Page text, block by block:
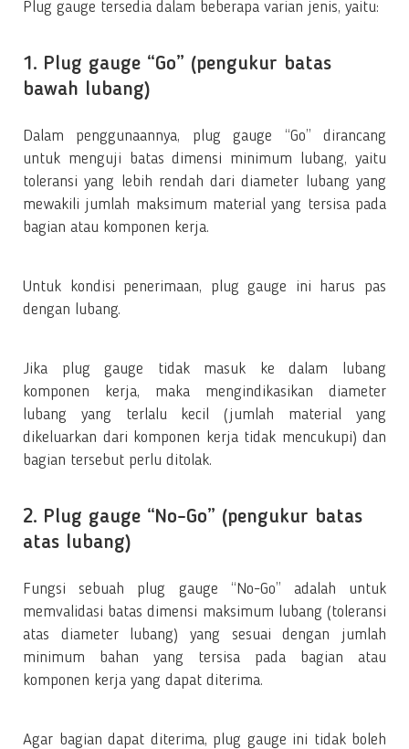
Plug gauge tersedia dalam beberapa varian jenis, yaitu:
1. Plug gauge “Go” (pengukur batas
bawah lubang)
Dalam penggunaannya, plug gauge “Go” dirancang
untuk menguji batas dimensi minimum lubang, yaitu
toleransi yang lebih rendah dari diameter lubang yang
mewakili jumlah maksimum material yang tersisa pada
bagian atau komponen kerja.
Untuk kondisi penerimaan, plug gauge ini harus pas
dengan lubang.
Jika plug gauge tidak masuk ke dalam lubang
komponen kerja, maka mengindikasikan diameter
lubang yang terlalu kecil (jumlah material yang
dikeluarkan dari komponen kerja tidak mencukupi) dan
bagian tersebut perlu ditolak.
2. Plug gauge “No-Go” (pengukur batas
atas lubang)
Fungsi sebuah plug gauge “No-Go” adalah untuk
memvalidasi batas dimensi maksimum lubang (toleransi
atas diameter lubang) yang sesuai dengan jumlah
minimum bahan yang tersisa pada bagian atau
komponen kerja yang dapat diterima.
Agar bagian dapat diterima, plug gauge ini tidak boleh